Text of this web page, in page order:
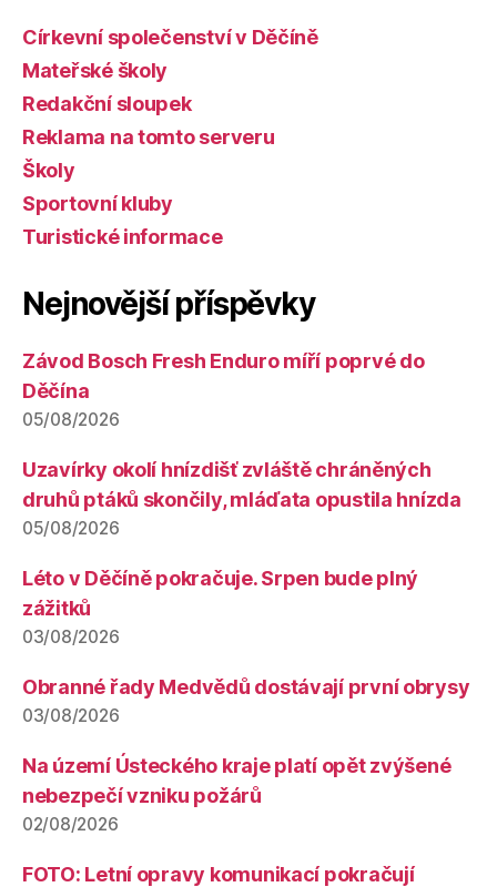
Církevní společenství v Děčíně
Mateřské školy
Redakční sloupek
Reklama na tomto serveru
Školy
Sportovní kluby
Turistické informace
Nejnovější příspěvky
Závod Bosch Fresh Enduro míří poprvé do
Děčína
05/08/2026
Uzavírky okolí hnízdišť zvláště chráněných
druhů ptáků skončily, mláďata opustila hnízda
05/08/2026
Léto v Děčíně pokračuje. Srpen bude plný
zážitků
03/08/2026
Obranné řady Medvědů dostávají první obrysy
03/08/2026
Na území Ústeckého kraje platí opět zvýšené
nebezpečí vzniku požárů
02/08/2026
FOTO: Letní opravy komunikací pokračují